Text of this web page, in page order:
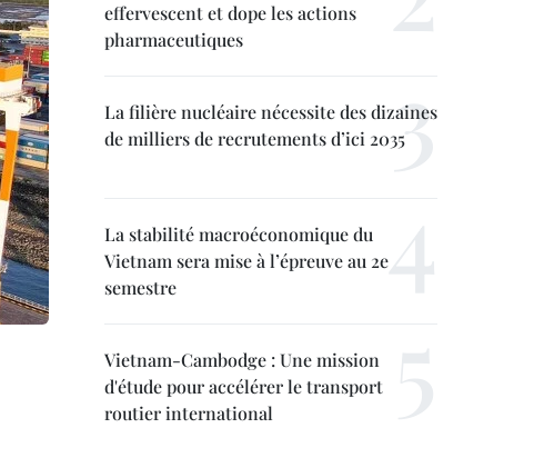
effervescent et dope les actions
pharmaceutiques
La filière nucléaire nécessite des dizaines
de milliers de recrutements d’ici 2035
La stabilité macroéconomique du
Vietnam sera mise à l’épreuve au 2e
semestre
Vietnam-Cambodge : Une mission
d'étude pour accélérer le transport
routier international